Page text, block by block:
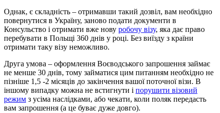
Однак, є складність – отримавши такий дозвіл, вам необхідно
повернутися в Україну, заново подати документи в
Консульство і отримати вже нову робочу візу, яка дає право
перебувати в Польщі 360 днів у році. Без виїзду з країни
отримати таку візу неможливо.
Друга умова – оформлення Воєводського запрошення займає
не менше 30 днів, тому займатися цим питанням необхідно не
пізніше 1,5 -2 місяців до закінчення вашої поточної візи. В
іншому випадку можна не встигнути і порушити візовий
режим з усіма наслідками, або чекати, коли поляк передасть
вам запрошення (а це буває дуже довго).